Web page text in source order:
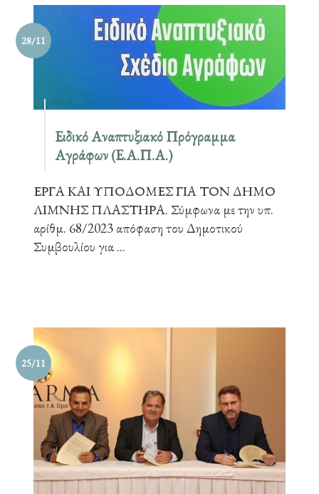
28/11
Ειδικό Αναπτυξιακό Πρόγραμμα
Αγράφων (Ε.Α.Π.Α.)
ΕΡΓΑ ΚΑΙ ΥΠΟΔΟΜΕΣ ΓΙΑ ΤΟΝ ΔΗΜΟ
ΛΙΜΝΗΣ ΠΛΑΣΤΗΡΑ. Σύμφωνα με την υπ.
αρίθμ. 68/2023 απόφαση του Δημοτικού
Συμβουλίου για ...
25/11